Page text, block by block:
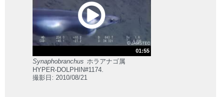
01:55
Synaphobranchus ホラアナゴ属
HYPER-DOLPHIN#1174.
撮影日: 2010/08/21